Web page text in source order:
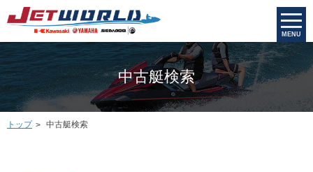
MENU
中古艇検索
トップ 中古艇検索